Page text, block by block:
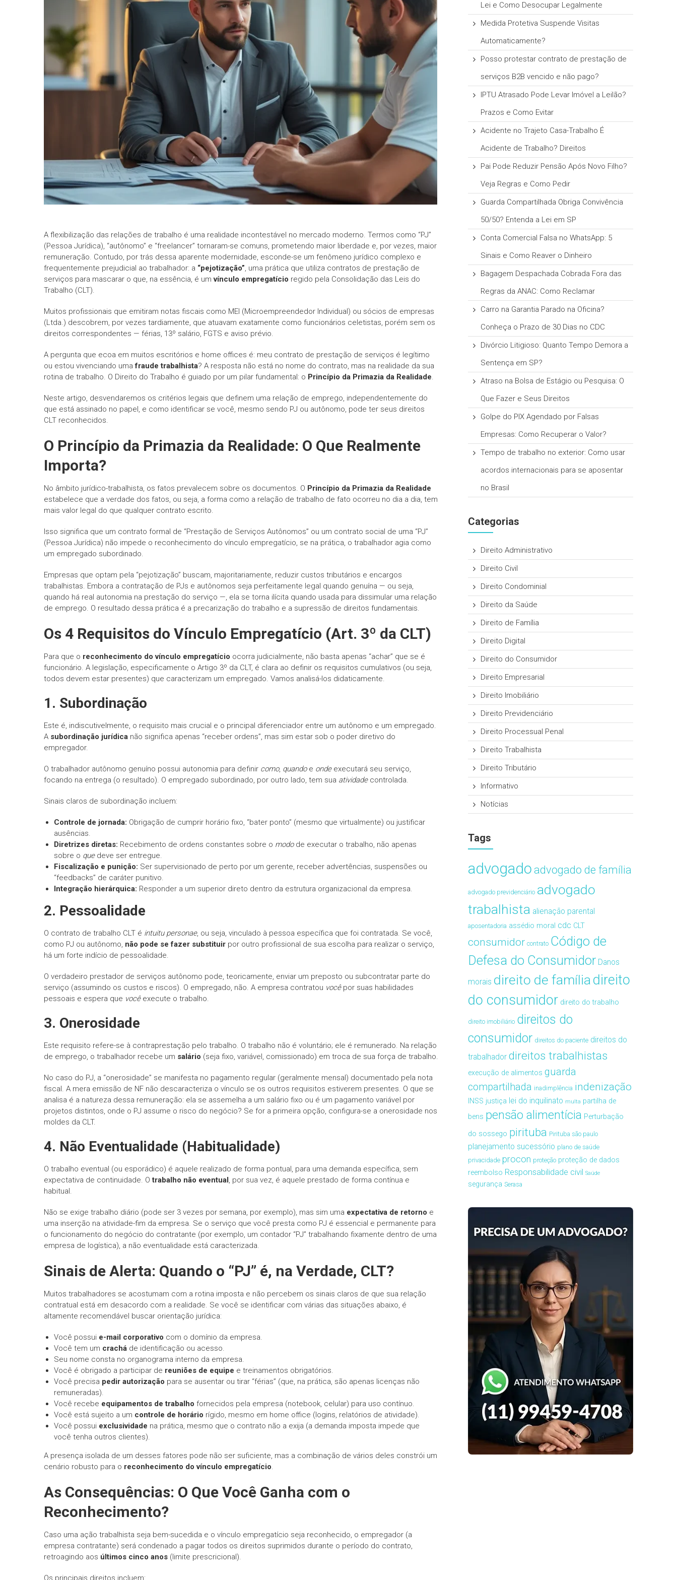
necessidade.
A flexibilização das relações de trabalho é uma realidade incontestável no mercado moderno. Termos como “PJ”
(Pessoa Jurídica), “autônomo” e “freelancer” tornaram-se comuns, prometendo maior liberdade e, por vezes, maior
remuneração. Contudo, por trás dessa aparente modernidade, esconde-se um fenômeno jurídico complexo e
frequentemente prejudicial ao trabalhador: a “pejotização”, uma prática que utiliza contratos de prestação de
serviços para mascarar o que, na essência, é umvínculo empregatício regido pela Consolidação das Leis do
Trabalho (CLT).
Muitos profissionais que emitiram notas fiscais como MEI (Microempreendedor Individual) ou sócios de empresas
(Ltda.) descobrem, por vezes tardiamente, que atuavam exatamente como funcionários celetistas, porém sem os
direitos correspondentes — férias, 13º salário, FGTS e aviso prévio.
A pergunta que ecoa em muitos escritórios e home offices é: meu contrato de prestação de serviços é legítimo
ou estou vivenciando umafraude trabalhista? A resposta não está no nome do contrato, mas na realidade da sua
rotina de trabalho. O Direito do Trabalho é guiado por um pilar fundamental: o Princípio da Primazia da Realidade.
Neste artigo, desvendaremos os critérios legais que definem uma relação de emprego, independentemente do
que está assinado no papel, e como identificar se você, mesmo sendo PJ ou autônomo, pode ter seus direitos
CLT reconhecidos.
O Princípio da Primazia da Realidade: O Que Realmente
Importa?
No âmbito jurídico-trabalhista, os fatos prevalecem sobre os documentos. O Princípio da Primazia da Realidade
estabelece que a verdade dos fatos, ou seja, a forma como a relação de trabalho de fato ocorreu no dia a dia, tem
mais valor legal do que qualquer contrato escrito.
Isso significa que um contrato formal de “Prestação de Serviços Autônomos” ou um contrato social de uma “PJ”
(Pessoa Jurídica) não impede o reconhecimento do vínculo empregatício, se na prática, o trabalhador agia como
um empregado subordinado.
Empresas que optam pela “pejotização” buscam, majoritariamente, reduzir custos tributários e encargos
trabalhistas. Embora a contratação de PJs e autônomos seja perfeitamente legal quando genuína — ou seja,
quando há real autonomia na prestação do serviço —, ela se torna ilícita quando usada para dissimular uma relação
de emprego. O resultado dessa prática é a precarização do trabalho e a supressão de direitos fundamentais.
Os 4 Requisitos do Vínculo Empregatício (Art. 3º da CLT)
Para que o reconhecimento do vínculo empregatício ocorra judicialmente, não basta apenas “achar” que se é
funcionário. A legislação, especificamente o Artigo 3º da CLT, é clara ao definir os requisitos cumulativos (ou seja,
todos devem estar presentes) que caracterizam um empregado. Vamos analisá-los didaticamente.
1. Subordinação
Este é, indiscutivelmente, o requisito mais crucial e o principal diferenciador entre um autônomo e um empregado.
A subordinação jurídica não significa apenas “receber ordens”, mas sim estar sob o poder diretivo do
empregador.
O trabalhador autônomo genuíno possui autonomia para definir como, quandoe ondeexecutará seu serviço,
focando na entrega (o resultado). O empregado subordinado, por outro lado, tem sua atividadecontrolada.
Sinais claros de subordinação incluem:
Controle de jornada: Obrigação de cumprir horário fixo, “bater ponto” (mesmo que virtualmente) ou justificar
ausências.
Diretrizes diretas: Recebimento de ordens constantes sobre o modode executar o trabalho, não apenas
sobre o quedeve ser entregue.
Fiscalização e punição: Ser supervisionado de perto por um gerente, receber advertências, suspensões ou
“feedbacks” de caráter punitivo.
Integração hierárquica: Responder a um superior direto dentro da estrutura organizacional da empresa.
2. Pessoalidade
O contrato de trabalho CLT é intuitu personae, ou seja, vinculado à pessoa específica que foi contratada. Se você,
como PJ ou autônomo, não pode se fazer substituir por outro profissional de sua escolha para realizar o serviço,
há um forte indício de pessoalidade.
O verdadeiro prestador de serviços autônomo pode, teoricamente, enviar um preposto ou subcontratar parte do
serviço (assumindo os custos e riscos). O empregado, não. A empresa contratou vocêpor suas habilidades
pessoais e espera que vocêexecute o trabalho.
3. Onerosidade
Este requisito refere-se à contraprestação pelo trabalho. O trabalho não é voluntário; ele é remunerado. Na relação
de emprego, o trabalhador recebe um salário (seja fixo, variável, comissionado) em troca de sua força de trabalho.
No caso do PJ, a “onerosidade” se manifesta no pagamento regular (geralmente mensal) documentado pela nota
fiscal. A mera emissão de NF não descaracteriza o vínculo se os outros requisitos estiverem presentes. O que se
analisa é a natureza dessa remuneração: ela se assemelha a um salário fixo ou é um pagamento variável por
projetos distintos, onde o PJ assume o risco do negócio? Se for a primeira opção, configura-se a onerosidade nos
moldes da CLT.
4. Não Eventualidade (Habitualidade)
O trabalho eventual (ou esporádico) é aquele realizado de forma pontual, para uma demanda específica, sem
expectativa de continuidade. Otrabalho não eventual, por sua vez, é aquele prestado de forma contínua e
habitual.
Não se exige trabalho diário (pode ser 3 vezes por semana, por exemplo), mas sim uma expectativa de retorno e
uma inserção na atividade-fim da empresa. Se o serviço que você presta como PJ é essencial e permanente para
o funcionamento do negócio do contratante (por exemplo, um contador “PJ” trabalhando fixamente dentro de uma
empresa de logística), a não eventualidade está caracterizada.
Sinais de Alerta: Quando o “PJ” é, na Verdade, CLT?
Muitos trabalhadores se acostumam com a rotina imposta e não percebem os sinais claros de que sua relação
contratual está em desacordo com a realidade. Se você se identificar com várias das situações abaixo, é
altamente recomendável buscar orientação jurídica:
Você possui e-mail corporativo com o domínio da empresa.
Você tem um crachá de identificação ou acesso.
Seu nome consta no organograma interno da empresa.
Você é obrigado a participar de reuniões de equipe e treinamentos obrigatórios.
Você precisa pedir autorização para se ausentar ou tirar “férias” (que, na prática, são apenas licenças não
remuneradas).
Você recebe equipamentos de trabalho fornecidos pela empresa (notebook, celular) para uso contínuo.
Você está sujeito a um controle de horário rígido, mesmo em home office (logins, relatórios de atividade).
Você possui exclusividade na prática, mesmo que o contrato não a exija (a demanda imposta impede que
você tenha outros clientes).
A presença isolada de um desses fatores pode não ser suficiente, mas a combinação de vários deles constrói um
cenário robusto para o reconhecimento do vínculo empregatício.
As Consequências: O Que Você Ganha com o
Reconhecimento?
Caso uma ação trabalhista seja bem-sucedida e o vínculo empregatício seja reconhecido, o empregador (a
empresa contratante) será condenado a pagar todos os direitos suprimidos durante o período do contrato,
retroagindo aos últimos cinco anos (limite prescricional).
Os principais direitos incluem:
Lei e Como Desocupar Legalmente
Medida Protetiva Suspende Visitas
Automaticamente?
Posso protestar contrato de prestação de
serviços B2B vencido e não pago?
IPTU Atrasado Pode Levar Imóvel a Leilão?
Prazos e Como Evitar
Acidente no Trajeto Casa-Trabalho É
Acidente de Trabalho? Direitos
Pai Pode Reduzir Pensão Após Novo Filho?
Veja Regras e Como Pedir
Guarda Compartilhada Obriga Convivência
50/50? Entenda a Lei em SP
Conta Comercial Falsa no WhatsApp: 5
Sinais e Como Reaver o Dinheiro
Bagagem Despachada Cobrada Fora das
Regras da ANAC: Como Reclamar
Carro na Garantia Parado na Oficina?
Conheça o Prazo de 30 Dias no CDC
Divórcio Litigioso: Quanto Tempo Demora a
Sentença em SP?
Atraso na Bolsa de Estágio ou Pesquisa: O
Que Fazer e Seus Direitos
Golpe do PIX Agendado por Falsas
Empresas: Como Recuperar o Valor?
Tempo de trabalho no exterior: Como usar
acordos internacionais para se aposentar
no Brasil
Categorias
Direito Administrativo
Direito Civil
Direito Condominial
Direito da Saúde
Direito de Família
Direito Digital
Direito do Consumidor
Direito Empresarial
Direito Imobiliário
Direito Previdenciário
Direito Processual Penal
Direito Trabalhista
Direito Tributário
Informativo
Notícias
Tags
advogado advogado de família
advogado previdenciário advogado
trabalhista alienação parental
aposentadoria assédio moral cdc CLT
consumidor contrato Código de
Defesa do Consumidor Danos
morais direito de famíliadireito
do consumidor direito do trabalho
direito imobiliário direitos do
consumidor direitos do paciente direitos do
trabalhador direitos trabalhistas
execução de alimentos guarda
compartilhada inadimplência indenização
INSS justiça lei do inquilinato multa partilha de
bens pensão alimentícia Perturbação
do sossego pirituba Pirituba são paulo
planejamento sucessório plano de saúde
privacidade procon proteção proteção de dados
reembolso Responsabilidade civil Saúde
segurança Serasa